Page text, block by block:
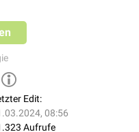
Edit:
08:56
Aufrufe